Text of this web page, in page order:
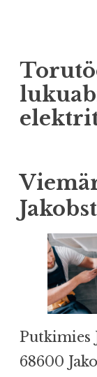
to
content
Putkimies
68600